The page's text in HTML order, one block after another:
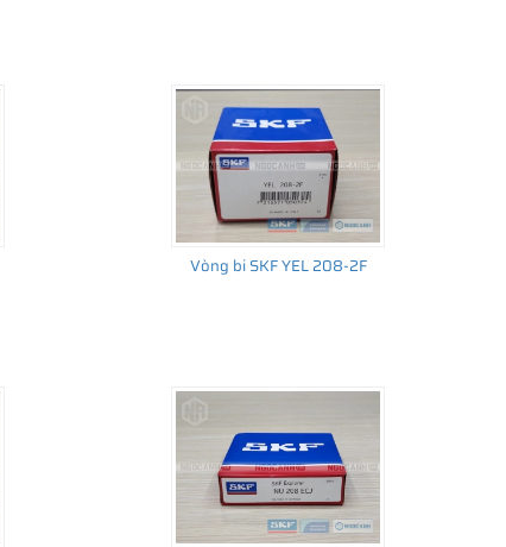
Vòng bi SKF YEL 208-2F